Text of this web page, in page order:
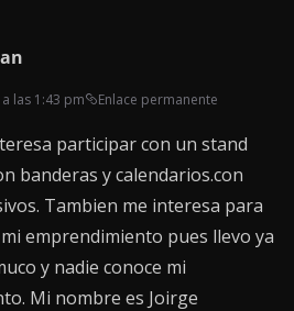
las 1:43 pm Enlace permanente
participar con un stand
banderas y calendarios.con
Tambien me interesa para
emprendimiento pues llevo ya
y nadie conoce mi
Mi nombre es Joirge